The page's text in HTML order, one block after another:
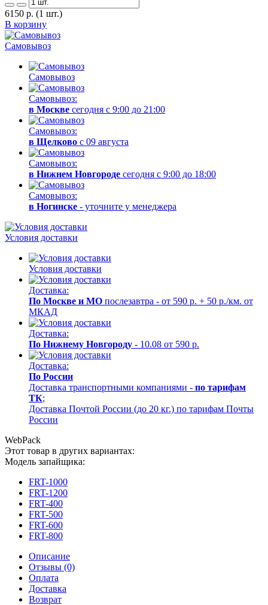
6150 р. (1 шт.)
В корзину
Самовывоз
Самовывоз
Самовывоз:
в Москве сегодня с 9:00 до 21:00
Самовывоз:
в Щелково с 09 августа
Самовывоз:
в Нижнем Новгороде сегодня с 9:00 до 18:00
Самовывоз:
в Ногинске - уточните у менеджера
Условия доставки
Условия доставки
Доставка:
По Москве и МО послезавтра - от 590 р. + 50 р./км. от
МКАД
Доставка:
По Нижнему Новгороду - 10.08 от 590 р.
Доставка:
По России
Доставка транспортными компаниями - по тарифам
ТК;
Доставка Почтой России (до 20 кг.) по тарифам Почты
России
WebPack
Этот товар в других вариантах:
Модель запайщика:
FRT-1000
FRT-1200
FRT-400
FRT-500
FRT-600
FRT-800
Описание
Отзывы (0)
Оплата
Доставка
Возврат